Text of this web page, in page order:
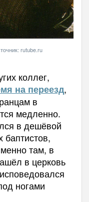
rutube.ru
коллег,
на переезд,
в
медленно.
в дешёвой
баптистов,
там, в
в церковь
ногами